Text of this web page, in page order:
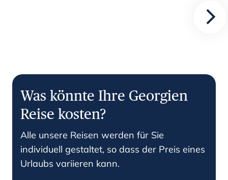
Was könnte Ihre Georgien
Reise kosten?
Alle unsere Reisen werden für Sie
individuell gestaltet, so dass der Preis eines
Urlaubs variieren kann.